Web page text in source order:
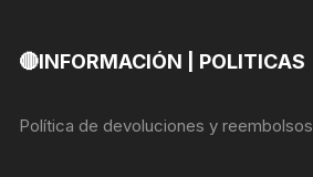
🔴INFORMACIÓN | POLITICAS
Política de devoluciones y reembolsos